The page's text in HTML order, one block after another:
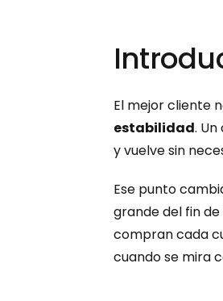
El mejor cliente
estabilidad.
y vuelve sin
Ese punto
grande del fin
compran cada
cuando se mira